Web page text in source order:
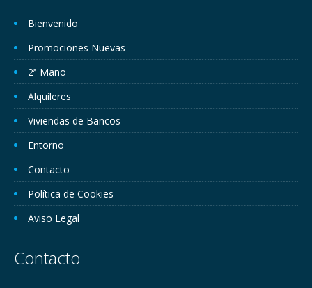
Bienvenido
Promociones Nuevas
2ª Mano
Alquileres
Viviendas de Bancos
Entorno
Contacto
Política de Cookies
Aviso Legal
Contacto